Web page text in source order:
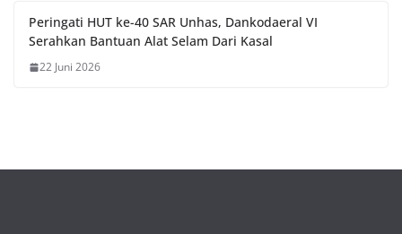
Peringati HUT ke-40 SAR Unhas, Dankodaeral VI
Serahkan Bantuan Alat Selam Dari Kasal
22 Juni 2026